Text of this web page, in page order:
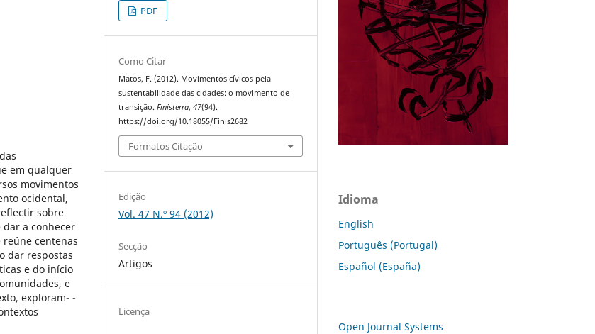
em qualquer
movimentos
ocidental,
sobre
a conhecer
centenas
dar respostas
e do início
e
exploram- -
PDF
Como Citar
Matos, F. (2012). Movimentos cívicos pela
sustentabilidade das cidades: o movimento de
transição.Finisterra,47(94).
https://doi.org/10.18055/Finis2682
Formatos Citação
Edição
Vol. 47 N.º 94 (2012)
Secção
Artigos
Licença
Idioma
English
Português (Portugal)
Español (España)
Open Journal Systems